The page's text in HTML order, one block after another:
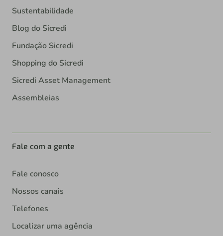
Sustentabilidade
Blog do Sicredi
Fundação Sicredi
Shopping do Sicredi
Sicredi Asset Management
Assembleias
Fale com a gente
Fale conosco
Nossos canais
Telefones
Localizar uma agência